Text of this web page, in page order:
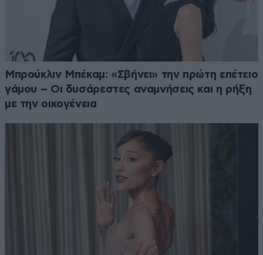
Μπρούκλιν Μπέκαμ: «Σβήνει» την πρώτη επέτειο
γάμου – Οι δυσάρεστες αναμνήσεις και η ρήξη
με την οικογένεια